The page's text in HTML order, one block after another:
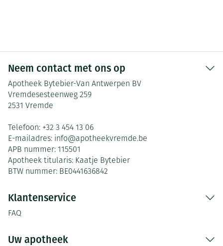
Neem contact met ons op
Apotheek Bytebier-Van Antwerpen BV
Vremdesesteenweg 259
2531 Vremde
Telefoon: +32 3 454 13 06
E-mailadres: info@apotheekvremde.be
APB nummer: 115501
Apotheek titularis: Kaatje Bytebier
BTW nummer: BE0441636842
Klantenservice
FAQ
Uw apotheek